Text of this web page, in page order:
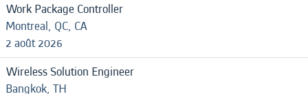
Work Package Controller
Montreal, QC, CA
2 août 2026
Wireless Solution Engineer
Bangkok, TH